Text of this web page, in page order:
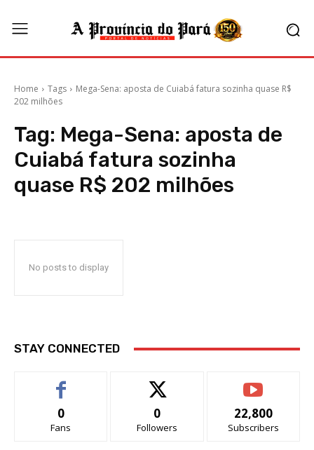
Home Tags
Mega-Sena: aposta de Cuiabá fatura sozinha quase R$
202 milhões
Tag: Mega-Sena: aposta de
Cuiabá fatura sozinha
quase R$ 202 milhões
No posts to display
STAY CONNECTED
0
Fans
0
Followers
22,800
Subscribers